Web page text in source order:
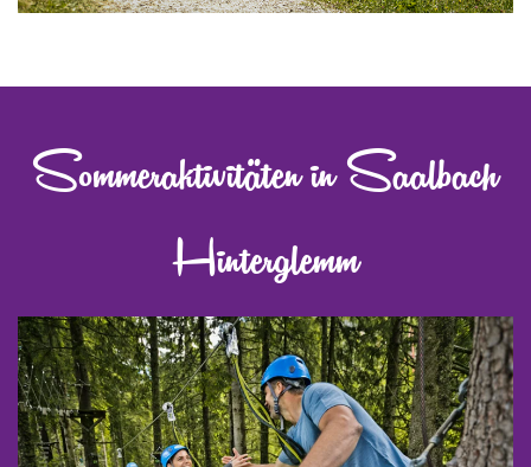
Sommeraktivitäten in Saalbach
Hinterglemm